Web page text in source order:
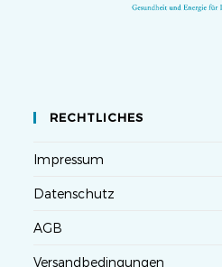
RECHTLICHES
Impressum
Datenschutz
AGB
Versandbedingungen